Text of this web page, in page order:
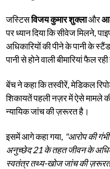
जस्टिसविजय कुमार शुक्लाऔर
पर ध्यान दिया कि सीवेज मिलने,
अधिकारियों की पीने के पानी के
पानी से होने वाली बीमारियां फैल
बेंच ने कहा कि तस्वीरें, मेडिकल
शिकायतें पहली नज़र में ऐसे मामले
न्यायिक जांच की ज़रूरत है।
इसमें आगे कहा गया, "आरोप की
अनुच्छेद 21 के तहत जीवन के
स्वतंत्र तथ्य-खोज जांच की ज़रूरत